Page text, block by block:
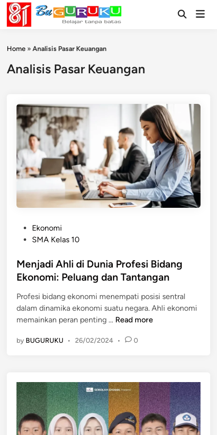
Skip
content
OpenMain
Home » Analisis Pasar Keuangan
Analisis Pasar Keuangan
t
e
i
n
Ekonomi
SMA Kelas 10
Menjadi Ahli di Dunia Profesi Bidang
Ekonomi: Peluang dan Tantangan
Profesi bidang ekonomi menempati posisi sentral
dalam dinamika ekonomi suatu negara. Ahli ekonomi
memainkan peran penting … M
n
i
A
h
l
Read more
by BUGURUKU • 26/02/2024 • 0